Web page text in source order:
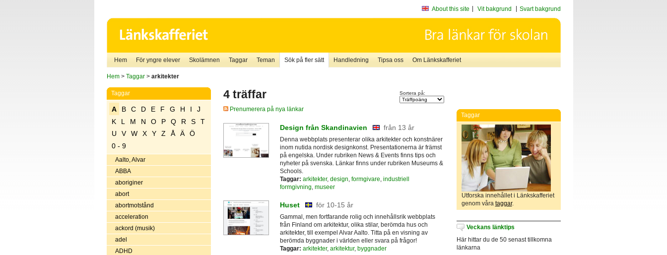
About this site Vit bakgrund Svart bakgrund
Hem För yngre elever Skolämnen Taggar Teman Sök på fler sätt Handledning Tipsa oss Om Länkskafferiet
Hem> Taggar> arkitekter
Taggar
A B C D E F G H I
J
K
L M N O P Q R S
T
U
V W X Y Z Å Ä
Ö
0 - 9
Aalto, Alvar
ABBA
aboriginer
abort
abortmotstånd
acceleration
ackord (musik)
adel
ADHD
4 träffar Sortera på:
Prenumerera på nya länkar
Design från Skandinavien från 13 år
Denna webbplats presenterar olika arkitekter och konstnärer
inom nutida nordisk designkonst. Presentationerna är främst
på engelska. Under rubriken News & Events finns tips och
nyheter på svenska. Länkar finns under rubriken Museums &
Schools.
Taggar: arkitekter, design formgivare industriell
formgivning museer
Huset för 10-15 år
Gammal, men fortfarande rolig och innehållsrik webbplats
från Finland om arkitektur, olika stilar, berömda hus och
arkitekter, till exempel Alvar Aalto. Titta på en visning av
berömda byggnader i världen eller svara på frågor!
Taggar: arkitekter, arkitektur, byggnader
Taggar
Utforska innehållet i Länkskafferiet
genom våra taggar.
Veckans länktips
Här hittar du de 50 senast tillkomna
länkarna